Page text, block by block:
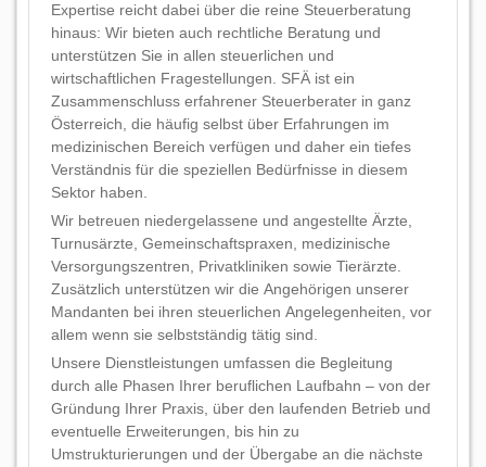
Expertise reicht dabei über die reine Steuerberatung
hinaus: Wir bieten auch rechtliche Beratung und
unterstützen Sie in allen steuerlichen und
wirtschaftlichen Fragestellungen. SFÄ ist ein
Zusammenschluss erfahrener Steuerberater in ganz
Österreich, die häufig selbst über Erfahrungen im
medizinischen Bereich verfügen und daher ein tiefes
Verständnis für die speziellen Bedürfnisse in diesem
Sektor haben.
Wir betreuen niedergelassene und angestellte Ärzte,
Turnusärzte, Gemeinschaftspraxen, medizinische
Versorgungszentren, Privatkliniken sowie Tierärzte.
Zusätzlich unterstützen wir die Angehörigen unserer
Mandanten bei ihren steuerlichen Angelegenheiten, vor
allem wenn sie selbstständig tätig sind.
Unsere Dienstleistungen umfassen die Begleitung
durch alle Phasen Ihrer beruflichen Laufbahn – von der
Gründung Ihrer Praxis, über den laufenden Betrieb und
eventuelle Erweiterungen, bis hin zu
Umstrukturierungen und der Übergabe an die nächste